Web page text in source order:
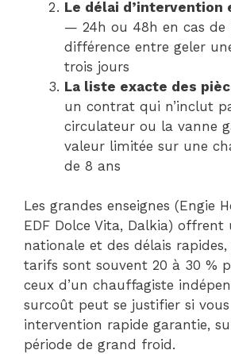
Le délai d’intervention
— 24h ou 48h en cas de
différence entre geler
trois jours
La liste exacte des
un contrat qui n’inclut
circulateur ou la vanne
valeur limitée sur une
de 8 ans
Les grandes enseignes (Engie
EDF Dolce Vita, Dalkia) offrent
nationale et des délais
tarifs sont souvent 20 à 30 %
ceux d’un chauffagiste
surcoût peut se justifier si
intervention rapide garantie,
période de grand froid.